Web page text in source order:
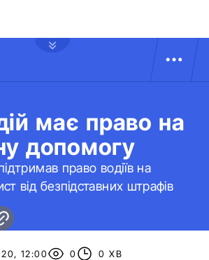
має право на
допомогу
право водіїв на
від безпідставних штрафів
12:00 0 0 ХВ